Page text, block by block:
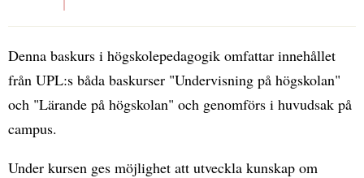
Denna baskurs i högskolepedagogik omfattar innehållet
från UPL:s båda baskurser "Undervisning på högskolan"
och "Lärande på högskolan" och genomförs i huvudsak på
campus.
Under kursen ges möjlighet att utveckla kunskap om